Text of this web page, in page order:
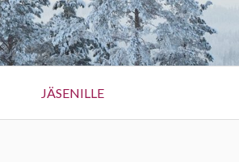
JÄSENILLE